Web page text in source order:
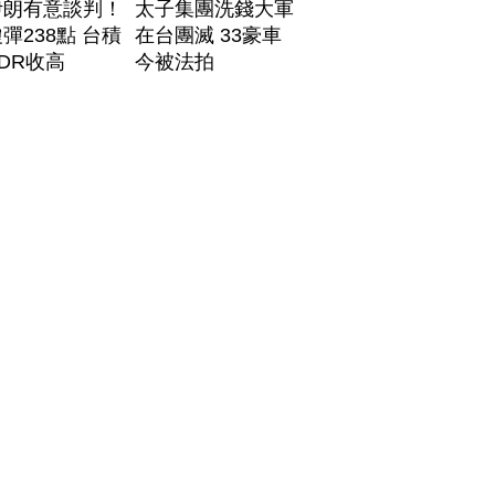
有意談判！
238點 台積
收高
太子集團洗錢大軍
在台團滅 33豪車
今被法拍